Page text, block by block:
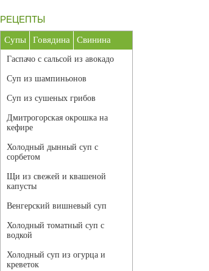
РЕЦЕПТЫ
Супы Говядина Свинина
Гаспачо с сальсой из авокадо
Суп из шампиньонов
Суп из сушеных грибов
Дмитрогорская окрошка на
кефире
Холодный дынный суп с
сорбетом
Щи из свежей и квашеной
капусты
Венгерский вишневый суп
Холодный томатный суп с
водкой
Холодный суп из огурца и
креветок